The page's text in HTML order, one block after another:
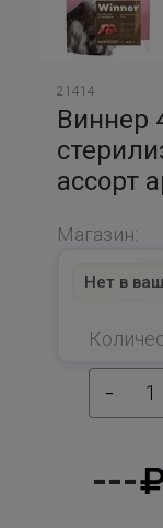
21414
Виннер
ассорт
Магазин:
Нет в
- 1
---